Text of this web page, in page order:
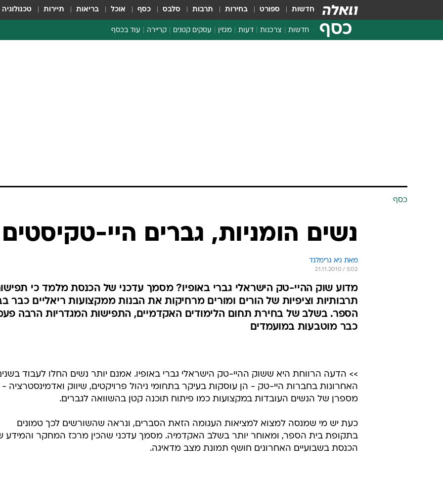
חדשות ספורט בחירות תרבות סלבס כסף אוכל בריאות תיירות טכנולוגיה
כסף חדשות צרכנות דעות מגזין עסקים קטנים קריירה עוד בכסף
כסף
נשים הומניות, גברים היי-טקיסטים
מאת גיא גרימלנד
21.11.2010 / 5:02
מדוע שוק ההיי-טק הישראלי גברי באופיו? מסמך עדכני של הכנסת מלמד כי
תרבותיות וציפיות של הורים ומורים מרחיקות את הבנות ממקצועות ריאליים כבר
הספר. בשלב של בחירת תחום הלימודים האקדמיים, התפישות המגדריות הרבה
כבר מוטבעות במועמדים
>> הדעה הרווחת היא ששוק ההיי-טק הישראלי גברי באופיו. אמנם יותר נשים החלו לעבוד
האחרונות בחברות היי-טק - הן עוסקות בעיקר בתחומי ניהול פרויקטים, שיווק ואדמינסטרציה
מספרן של הנשים העובדות במקצועות כמו פיתוח תוכנה קטן בהשוואה לגברים.
כעת יש מי שמנסה למצוא למציאות העגומה הזאת הסברים, ונראה שהשורשים לכך טמונים
בתקופת בית הספר, ומאוחר יותר בשלב האקדמיה. מסמך עדכני שהכין מרכז המחקר והמידע
הכנסת בשבועיים האחרונים חושף תמונת מצב מדאיגה.